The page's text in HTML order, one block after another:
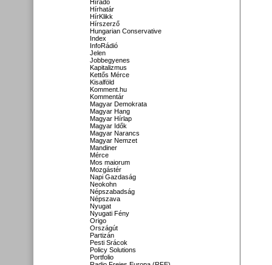
Híradó
Hírhatár
HírKlikk
Hírszerző
Hungarian Conservative
Index
InfoRádió
Jelen
Jobbegyenes
Kapitalizmus
Kettős Mérce
Kisalföld
Komment.hu
Kommentár
Magyar Demokrata
Magyar Hang
Magyar Hírlap
Magyar Idők
Magyar Narancs
Magyar Nemzet
Mandiner
Mérce
Mos maiorum
Mozgástér
Napi Gazdaság
Neokohn
Népszabadság
Népszava
Nyugat
Nyugati Fény
Origo
Országút
Partizán
Pesti Srácok
Policy Solutions
Portfolio